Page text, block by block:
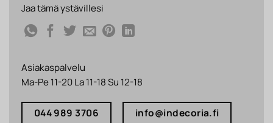
Jaa tämä ystävillesi
Asiakaspalvelu
Ma-Pe 11-20 La 11-18 Su 12-18
044 989 3706 info@indecoria.fi